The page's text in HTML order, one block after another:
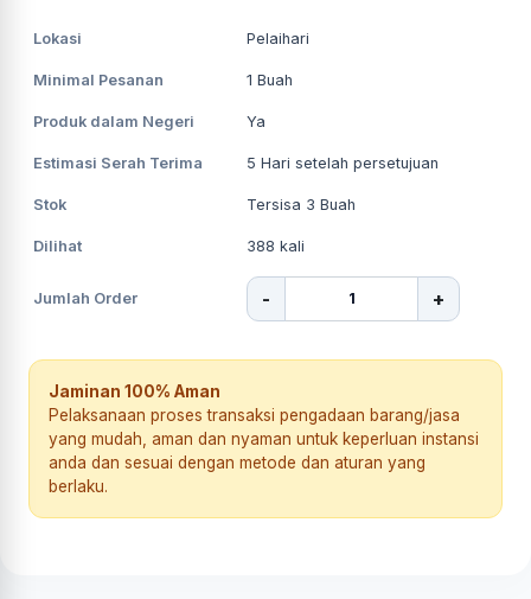
Lokasi Pelaihari
Minimal Pesanan 1 Buah
Produk dalam Negeri Ya
Estimasi Serah Terima 5 Hari setelah persetujuan
Stok Tersisa 3 Buah
Dilihat 388 kali
Jumlah Order - +
Jaminan 100% Aman
Pelaksanaan proses transaksi pengadaan barang/jasa
yang mudah, aman dan nyaman untuk keperluan instansi
anda dan sesuai dengan metode dan aturan yang
berlaku.